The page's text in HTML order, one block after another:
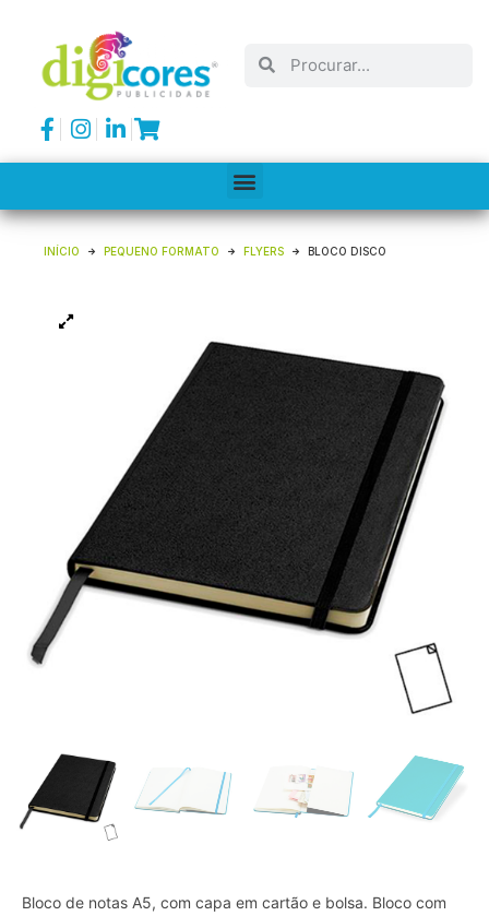
INÍCIO PEQUENO FORMATO FLYERS BLOCO DISCO
Bloco de notas A5, com capa em cartão e bolsa. Bloco com